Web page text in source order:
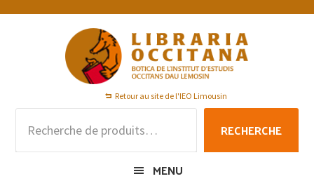
Passer
Passer
Passer
Retour au site de l'IEO Limousin
pour :
RECHERCHE
MENU